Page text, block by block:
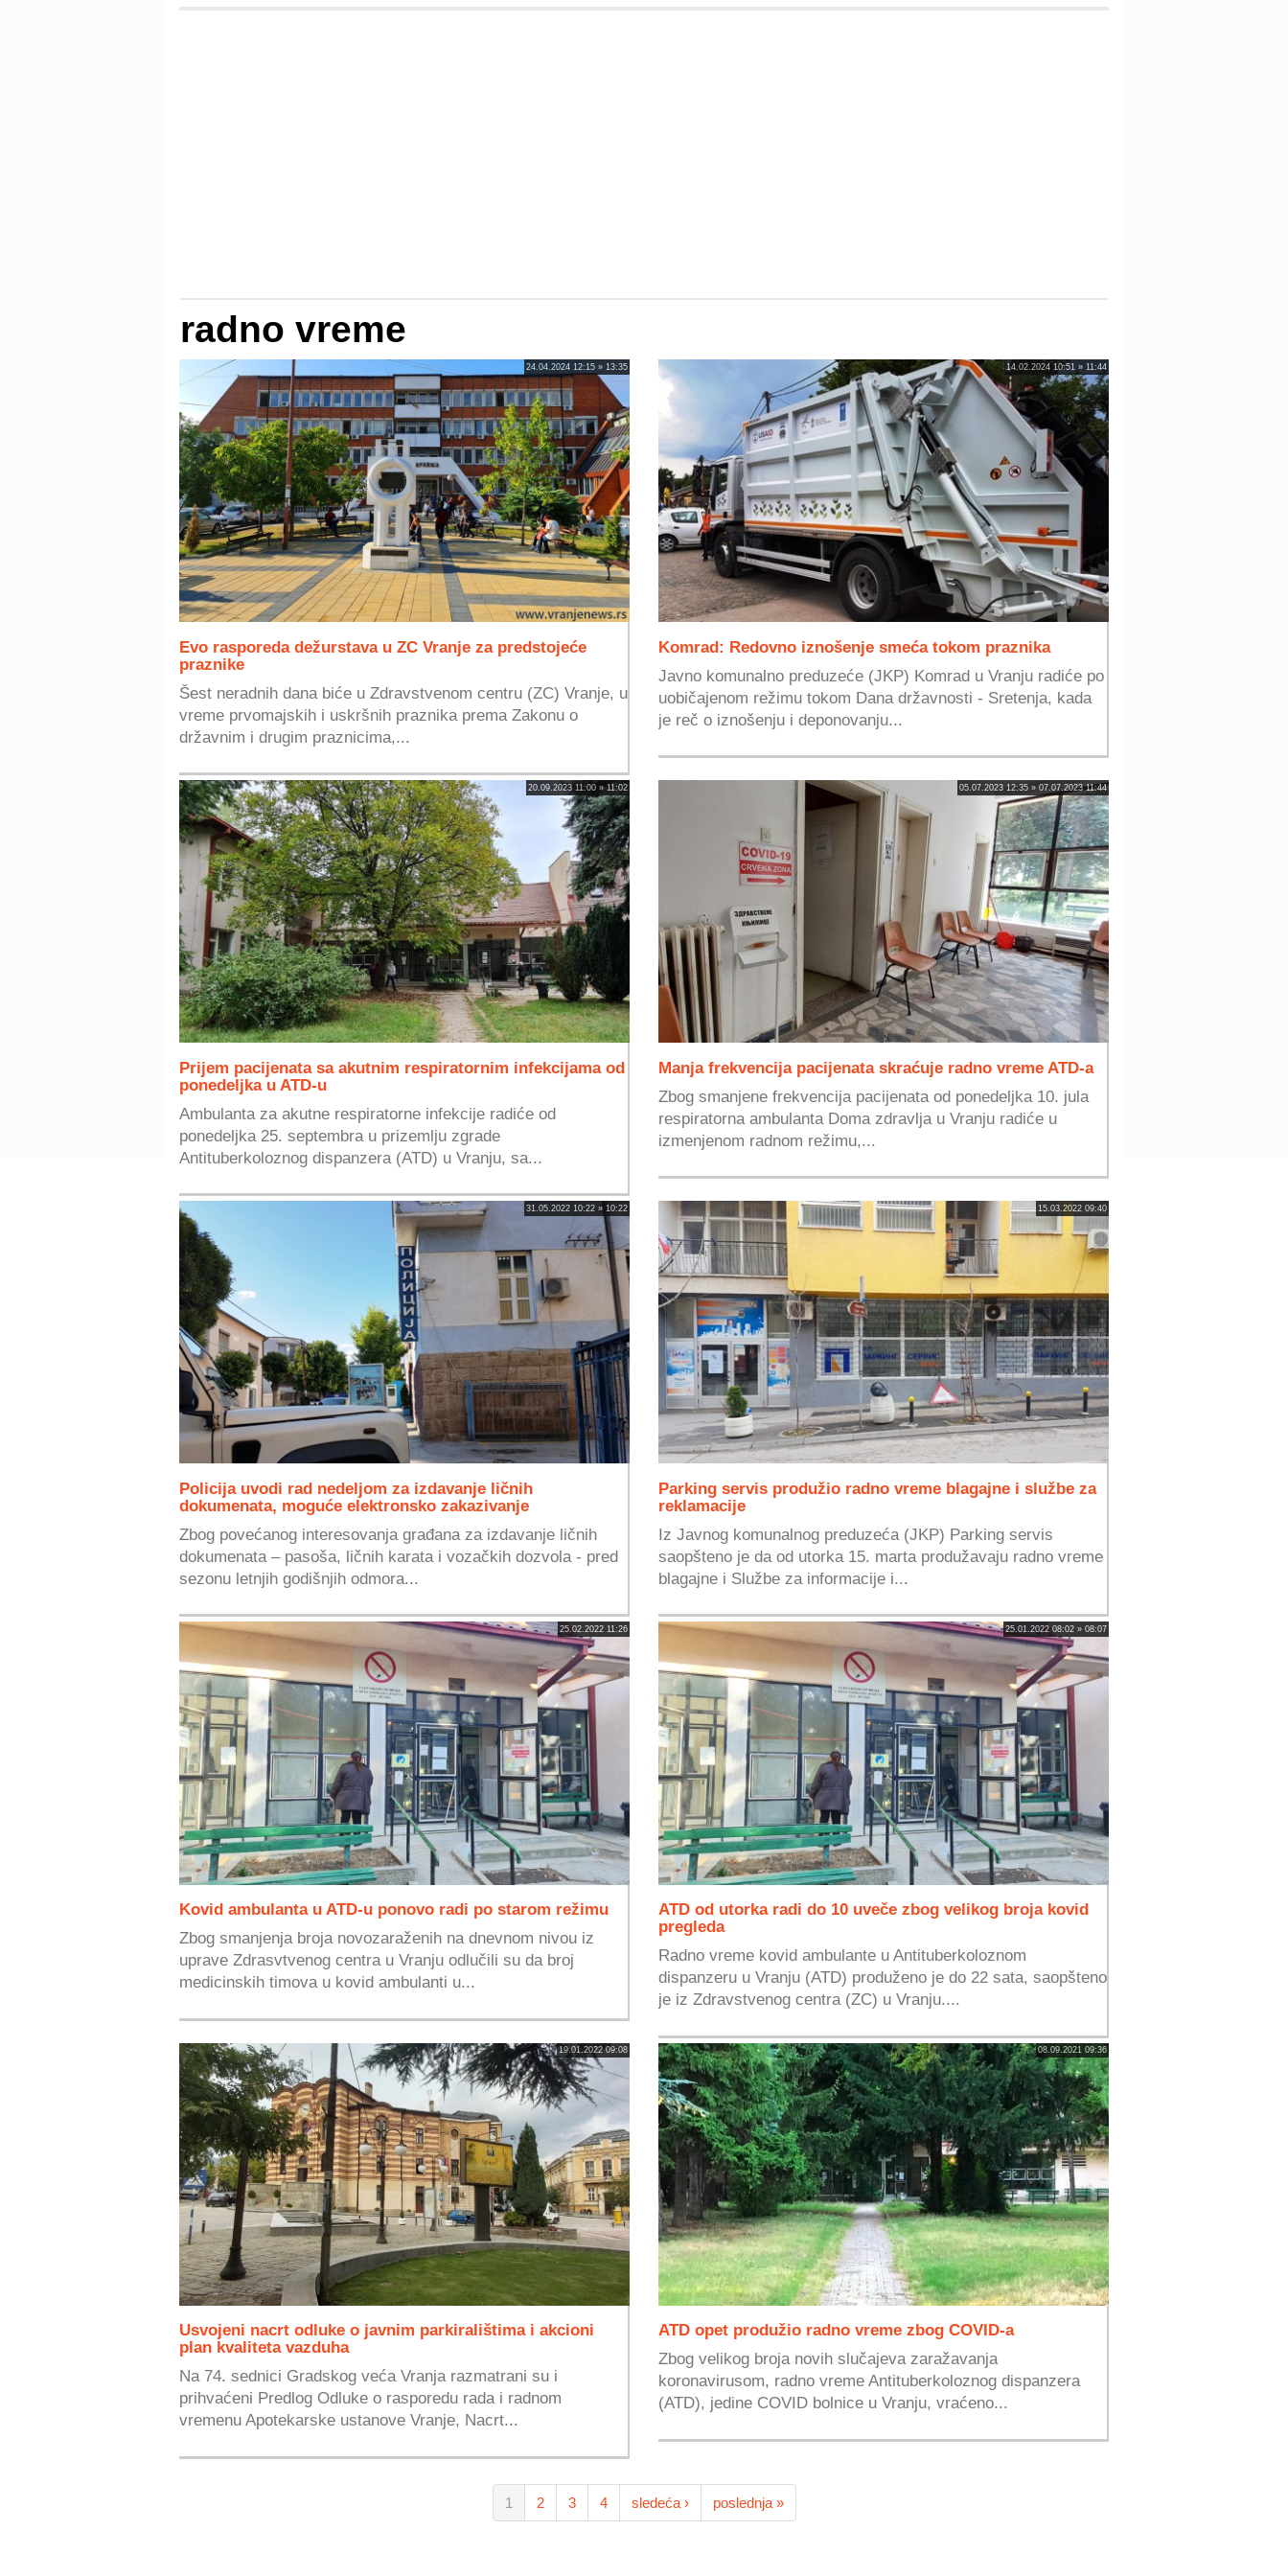
radno vreme
24.04.2024 12:15 » 13:35
Evo rasporeda dežurstava u ZC Vranje za predstojeće
praznike
Šest neradnih dana biće u Zdravstvenom centru (ZC) Vranje, u
vreme prvomajskih i uskršnih praznika prema Zakonu o
državnim i drugim praznicima,...
14.02.2024 10:51 » 11:44
Komrad: Redovno iznošenje smeća tokom praznika
Javno komunalno preduzeće (JKP) Komrad u Vranju radiće po
uobičajenom režimu tokom Dana državnosti - Sretenja, kada
je reč o iznošenju i deponovanju...
20.09.2023 11:00 » 11:02
Prijem pacijenata sa akutnim respiratornim infekcijama od
ponedeljka u ATD-u
Ambulanta za akutne respiratorne infekcije radiće od
ponedeljka 25. septembra u prizemlju zgrade
Antituberkoloznog dispanzera (ATD) u Vranju, sa...
05.07.2023 12:35 » 07.07.2023 11:44
Manja frekvencija pacijenata skraćuje radno vreme ATD-a
Zbog smanjene frekvencija pacijenata od ponedeljka 10. jula
respiratorna ambulanta Doma zdravlja u Vranju radiće u
izmenjenom radnom režimu,...
31.05.2022 10:22 » 10:22
Policija uvodi rad nedeljom za izdavanje ličnih
dokumenata, moguće elektronsko zakazivanje
Zbog povećanog interesovanja građana za izdavanje ličnih
dokumenata – pasoša, ličnih karata i vozačkih dozvola - pred
sezonu letnjih godišnjih odmora...
15.03.2022 09:40
Parking servis produžio radno vreme blagajne i službe za
reklamacije
Iz Javnog komunalnog preduzeća (JKP) Parking servis
saopšteno je da od utorka 15. marta produžavaju radno vreme
blagajne i Službe za informacije i...
25.02.2022 11:26
Kovid ambulanta u ATD-u ponovo radi po starom režimu
Zbog smanjenja broja novozaraženih na dnevnom nivou iz
uprave Zdrasvtvenog centra u Vranju odlučili su da broj
medicinskih timova u kovid ambulanti u...
25.01.2022 08:02 » 08:07
ATD od utorka radi do 10 uveče zbog velikog broja kovid
pregleda
Radno vreme kovid ambulante u Antituberkoloznom
dispanzeru u Vranju (ATD) produženo je do 22 sata, saopšteno
je iz Zdravstvenog centra (ZC) u Vranju....
19.01.2022 09:08
Usvojeni nacrt odluke o javnim parkiralištima i akcioni
plan kvaliteta vazduha
Na 74. sednici Gradskog veća Vranja razmatrani su i
prihvaćeni Predlog Odluke o rasporedu rada i radnom
vremenu Apotekarske ustanove Vranje, Nacrt...
08.09.2021 09:36
ATD opet produžio radno vreme zbog COVID-a
Zbog velikog broja novih slučajeva zaražavanja
koronavirusom, radno vreme Antituberkoloznog dispanzera
(ATD), jedine COVID bolnice u Vranju, vraćeno...
1 2 3 4 sledeća › poslednja »